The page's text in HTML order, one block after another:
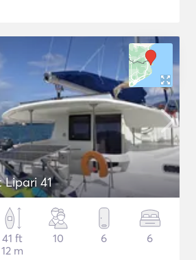
Lipari 41
41 ft
12 m
10 6 6